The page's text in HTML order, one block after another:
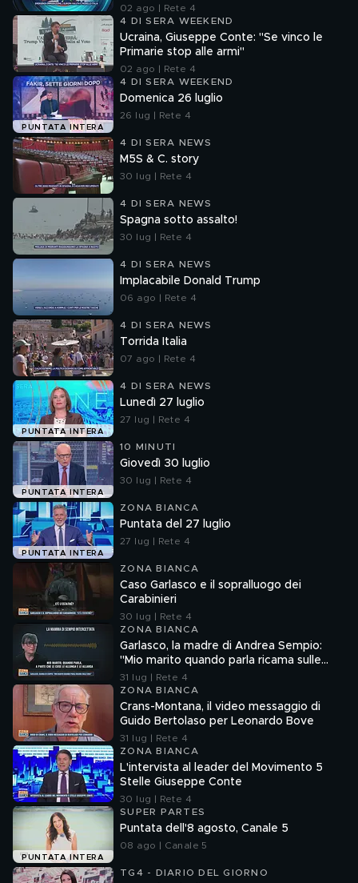
02 ago | Rete 4
4 DI SERA WEEKEND
Ucraina, Giuseppe Conte: "Se vinco le
Primarie stop alle armi"
02 ago | Rete 4
PUNTATA INTERA
4 DI SERA WEEKEND
Domenica 26 luglio
26 lug | Rete 4
4 DI SERA NEWS
M5S & C. story
30 lug | Rete 4
4 DI SERA NEWS
Spagna sotto assalto!
30 lug | Rete 4
4 DI SERA NEWS
Implacabile Donald Trump
06 ago | Rete 4
4 DI SERA NEWS
Torrida Italia
07 ago | Rete 4
PUNTATA INTERA
4 DI SERA NEWS
Lunedì 27 luglio
27 lug | Rete 4
PUNTATA INTERA
10 MINUTI
Giovedì 30 luglio
30 lug | Rete 4
PUNTATA INTERA
ZONA BIANCA
Puntata del 27 luglio
27 lug | Rete 4
ZONA BIANCA
Caso Garlasco e il sopralluogo dei
Carabinieri
30 lug | Rete 4
ZONA BIANCA
Garlasco, la madre di Andrea Sempio:
"Mio marito quando parla ricama sulle
cose"
31 lug | Rete 4
ZONA BIANCA
Crans-Montana, il video messaggio di
Guido Bertolaso per Leonardo Bove
31 lug | Rete 4
ZONA BIANCA
L'intervista al leader del Movimento 5
Stelle Giuseppe Conte
30 lug | Rete 4
PUNTATA INTERA
SUPER PARTES
Puntata dell'8 agosto, Canale 5
08 ago | Canale 5
TG4 - DIARIO DEL GIORNO